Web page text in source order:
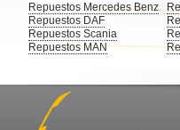
Repuestos Mercedes Benz
Repuestos DAF
Repuestos Scania
Repuestos MAN